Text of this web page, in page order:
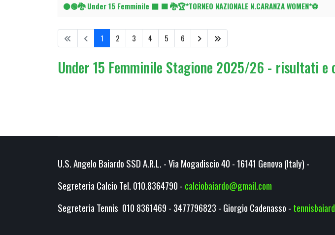
⚫🟢🐉 Under 15 Femminile ⬛ 🟩 🐉🏆*TORNEO NAZIONALE N.CARANZA WOMEN*⚽
1 2 3 4 5 6
Under 15 Femminile Stagione 2025/26 - risultati e
U.S. Angelo Baiardo SSD A.R.L. - Via Mogadiscio 40 - 16141 Genova (Italy) -
Segreteria Calcio Tel. 010.8364790 - calciobaiardo@gmail.com
Segreteria Tennis 010 8361469 - 3477796823 - Giorgio Cadenasso -